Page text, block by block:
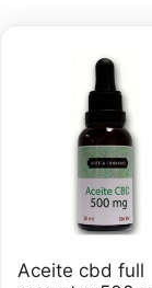
Aceite cbd full